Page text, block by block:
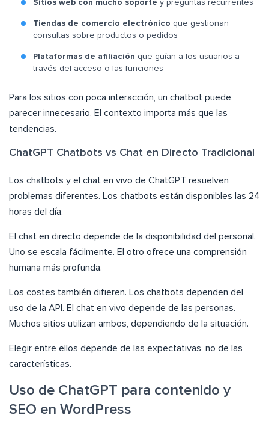
Sitios web con mucho soporte y preguntas recurrentes
Tiendas de comercio electrónico que gestionan
consultas sobre productos o pedidos
Plataformas de afiliación que guían a los usuarios a
través del acceso o las funciones
Para los sitios con poca interacción, un chatbot puede
parecer innecesario. El contexto importa más que las
tendencias.
ChatGPT Chatbots vs Chat en Directo Tradicional
Los chatbots y el chat en vivo de ChatGPT resuelven
problemas diferentes. Los chatbots están disponibles las 24
horas del día.
El chat en directo depende de la disponibilidad del personal.
Uno se escala fácilmente. El otro ofrece una comprensión
humana más profunda.
Los costes también difieren. Los chatbots dependen del
uso de la API. El chat en vivo depende de las personas.
Muchos sitios utilizan ambos, dependiendo de la situación.
Elegir entre ellos depende de las expectativas, no de las
características.
Uso de ChatGPT para contenido y
SEO en WordPress